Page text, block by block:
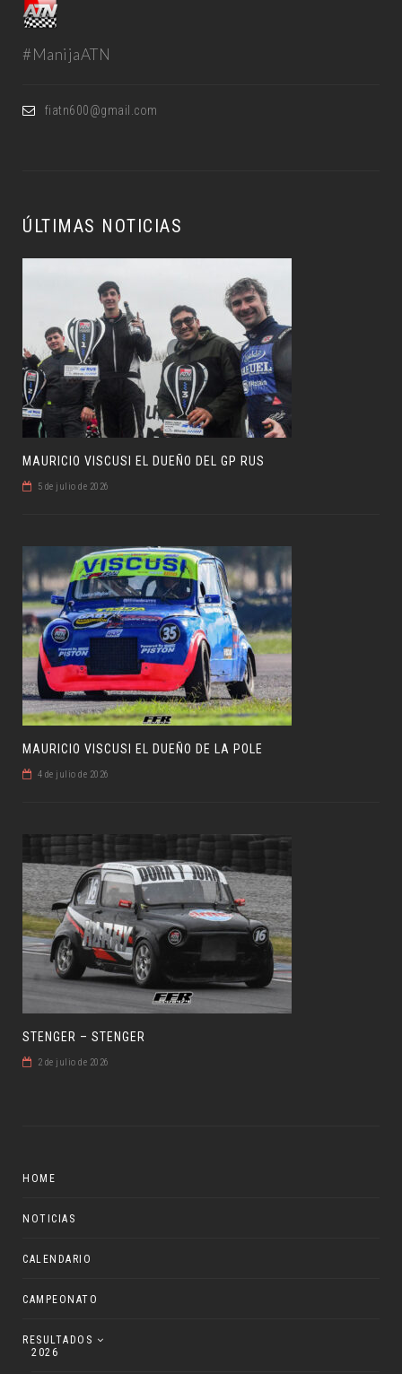
#ManijaATN
fiatn600@gmail.com
ÚLTIMAS NOTICIAS
MAURICIO VISCUSI EL DUEÑO DEL GP RUS
5 de julio de 2026
MAURICIO VISCUSI EL DUEÑO DE LA POLE
4 de julio de 2026
STENGER – STENGER
2 de julio de 2026
HOME
NOTICIAS
CALENDARIO
CAMPEONATO
RESULTADOS
2026